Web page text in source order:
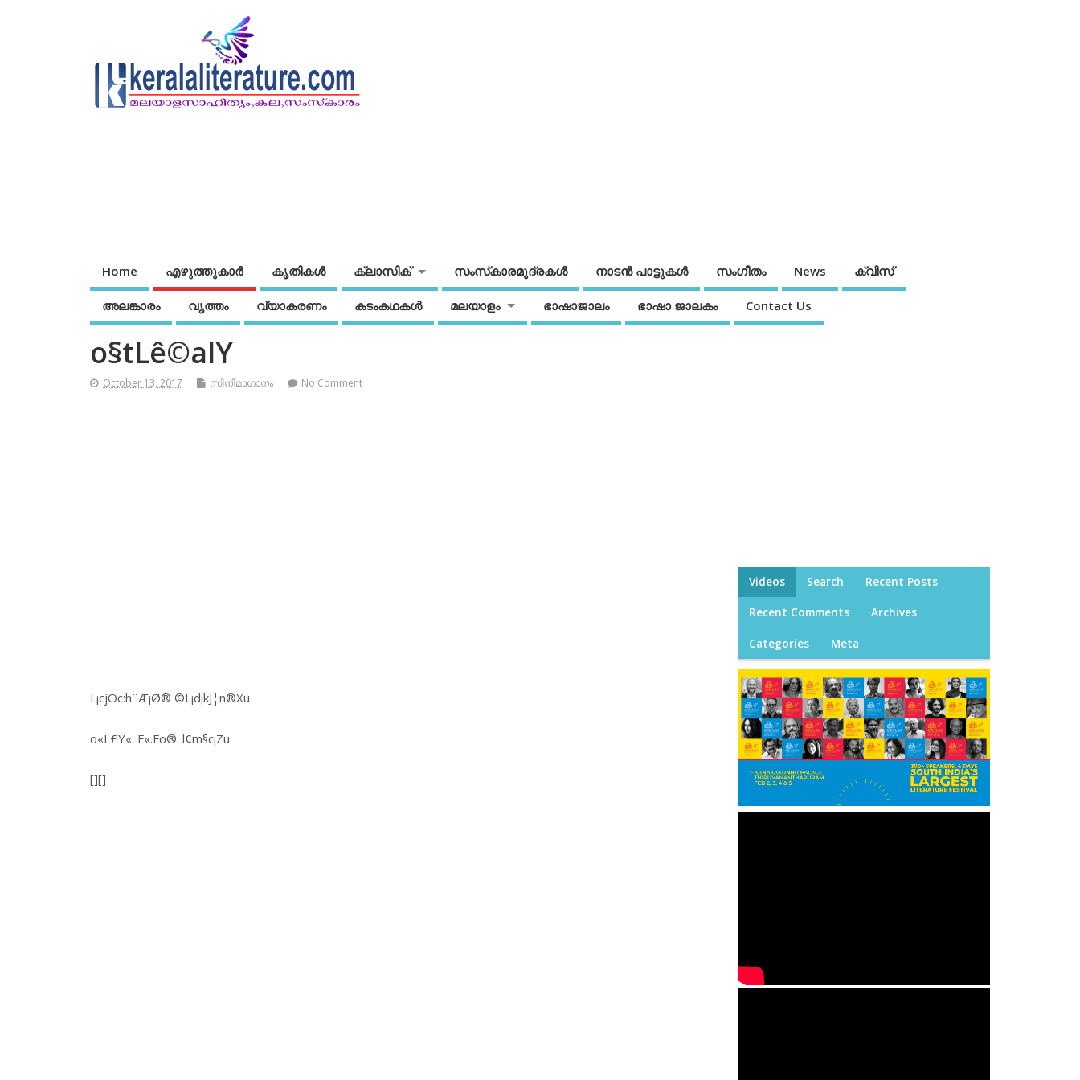
Home എഴുത്തുകാര്‍ കൃതികൾ ക്ലാസിക് സംസ്‌കാരമുദ്രകള്‍ നാടന്‍ പാട്ടുകള്‍ സംഗീതം News ക്വിസ്
അലങ്കാരം വൃത്തം വ്യാകരണം കടംകഥകള്‍ മലയാളം ഭാഷാജാലം ഭാഷാ ജാലകം Contact Us
o§tLê©alY
October 13, 2017 സിനിമാഗാനം No Comment
L¡cjOc:h¨Æ¡Ø® ©L¡d¡kJ¦n®Xu
o«L£Y«: F«.Fo®. l¢m§c¡Zu
[][]
Videos Search Recent Posts
Recent Comments Archives
Categories Meta